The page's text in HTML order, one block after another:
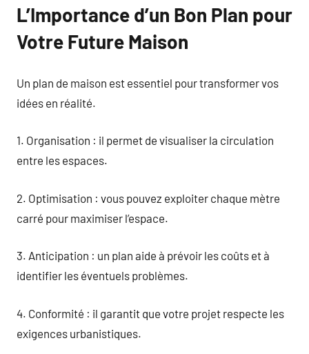
L’Importance d’un Bon Plan pour
Votre Future Maison
Un plan de maison est essentiel pour transformer vos
idées en réalité.
1. Organisation : il permet de visualiser la circulation
entre les espaces.
2. Optimisation : vous pouvez exploiter chaque mètre
carré pour maximiser l’espace.
3. Anticipation : un plan aide à prévoir les coûts et à
identifier les éventuels problèmes.
4. Conformité : il garantit que votre projet respecte les
exigences urbanistiques.